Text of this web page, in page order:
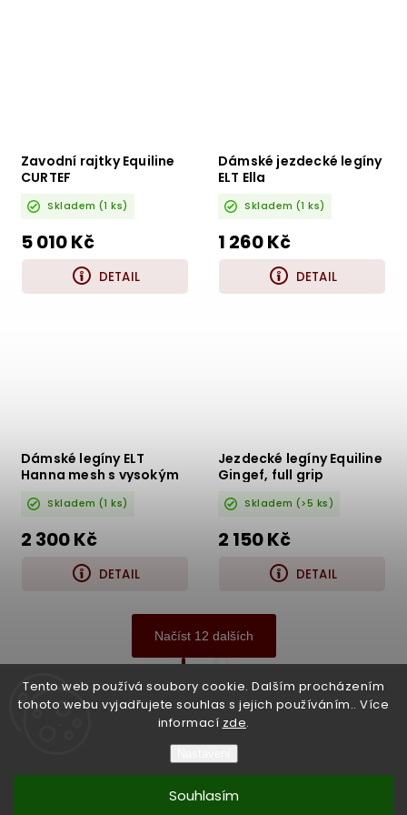
Tento web používá soubory cookie. Dalším procházením
tohoto webu vyjadřujete souhlas s jejich používáním.. Více
informací zde.
Souhlasím
Zavodní rajtky Equiline
CURTEF
Skladem (1 ks)
5 010 Kč
DETAIL
Dámské jezdecké legíny
ELT Ella
Skladem (1 ks)
1 260 Kč
DETAIL
Dámské legíny ELT
Hanna mesh s vysokým
Skladem (1 ks)
2 300 Kč
DETAIL
Jezdecké legíny Equiline
Gingef, full grip
Skladem (>5 ks)
2 150 Kč
DETAIL
Načíst 12 dalších
Nahoru
Copyright 2026Bukefalos. Všechna práva vyhrazena.
Shoptet| Design